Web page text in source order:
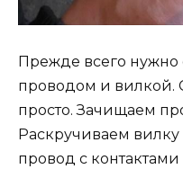
Прежде всего нужно
проводом и вилкой.
просто. Зачищаем
Раскручиваем
провод с